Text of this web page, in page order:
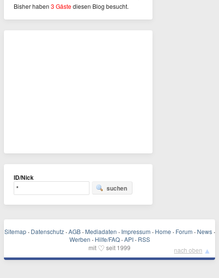
Bisher haben 3 Gästediesen Blog besucht.
ID/Nick
suchen
Sitemap · Datenschutz · AGB · Mediadaten · Impressum · Home · Forum · News ·
Werben · Hilfe/FAQ · API · RSS
mit ♡ seit 1999 nach oben ▲